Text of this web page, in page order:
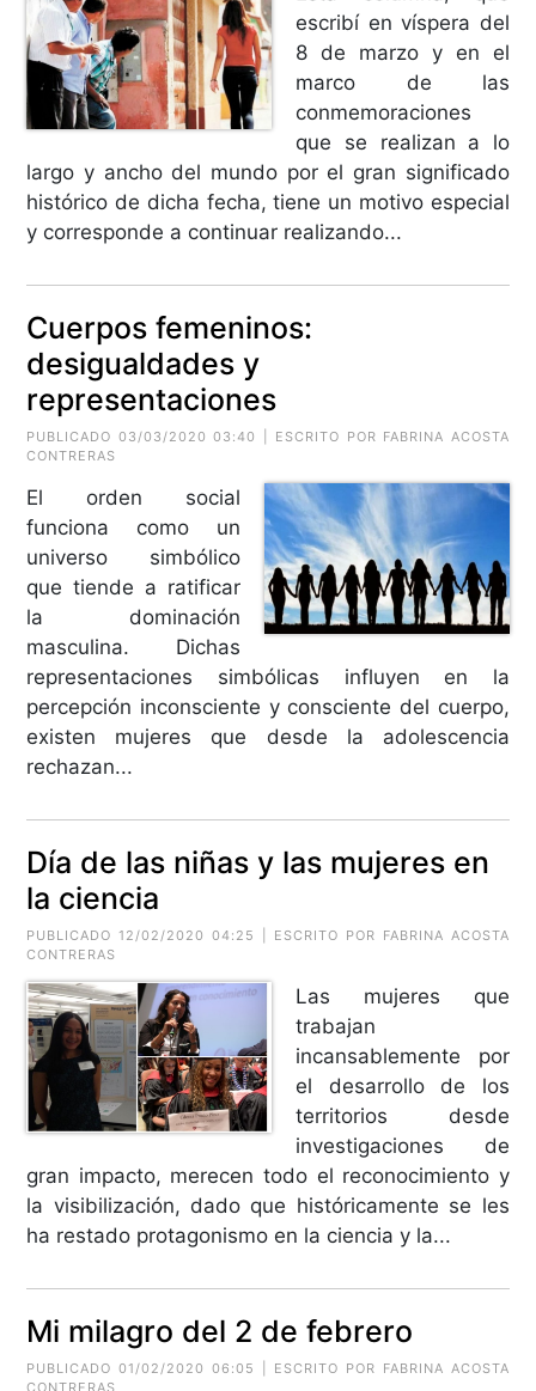
escribí en víspera del
8 de marzo y en el
marco de las
conmemoraciones
que se realizan a lo
largo y ancho del mundo por el gran significado
histórico de dicha fecha, tiene un motivo especial
y corresponde a continuar realizando...
Cuerpos femeninos:
desigualdades y
representaciones
PUBLICADO 03/03/2020 03:40 | ESCRITO POR FABRINA ACOSTA
CONTRERAS
El orden social
funciona como un
universo simbólico
que tiende a ratificar
la dominación
masculina. Dichas
representaciones simbólicas influyen en la
percepción inconsciente y consciente del cuerpo,
existen mujeres que desde la adolescencia
rechazan...
Día de las niñas y las mujeres en
la ciencia
PUBLICADO 12/02/2020 04:25 | ESCRITO POR FABRINA ACOSTA
CONTRERAS
Las mujeres que
trabajan
incansablemente por
el desarrollo de los
territorios desde
investigaciones de
gran impacto, merecen todo el reconocimiento y
la visibilización, dado que históricamente se les
ha restado protagonismo en la ciencia y la...
Mi milagro del 2 de febrero
PUBLICADO 01/02/2020 06:05 | ESCRITO POR FABRINA ACOSTA